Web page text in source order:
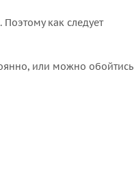
как следует
или можно обойтись